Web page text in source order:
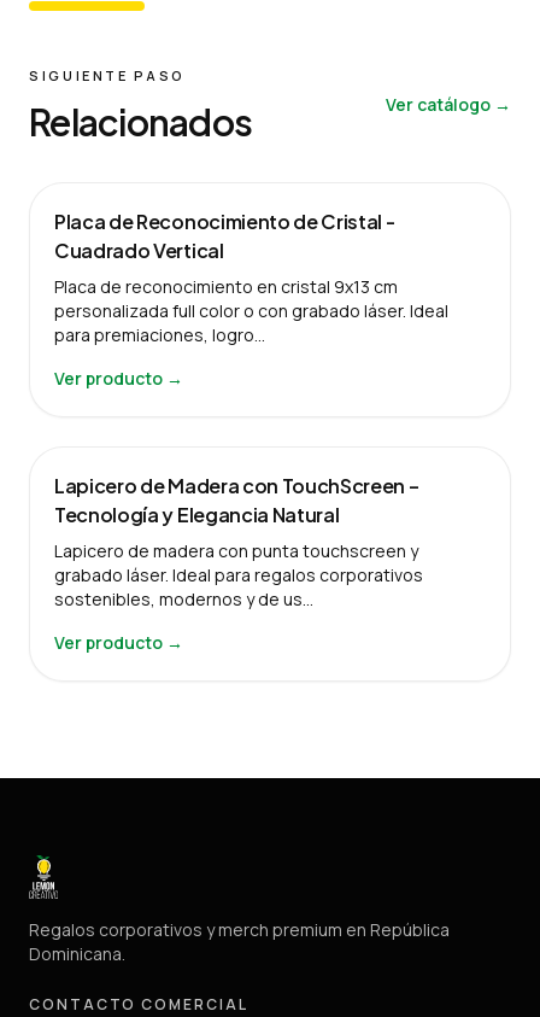
SIGUIENTE PASO
Relacionados Ver catálogo →
Placa de Reconocimiento de Cristal -
Cuadrado Vertical
Placa de reconocimiento en cristal 9x13 cm
personalizada full color o con grabado láser. Ideal
para premiaciones, logro…
Ver producto →
Lapicero de Madera con TouchScreen –
Tecnología y Elegancia Natural
Lapicero de madera con punta touchscreen y
grabado láser. Ideal para regalos corporativos
sostenibles, modernos y de us…
Ver producto →
Regalos corporativos y merch premium en República
Dominicana.
CONTACTO COMERCIAL